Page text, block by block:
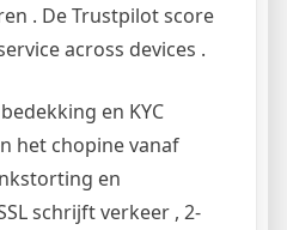
. De Trustpilot score
across devices .
en KYC
het chopine vanaf
en
schrijft verkeer , 2-